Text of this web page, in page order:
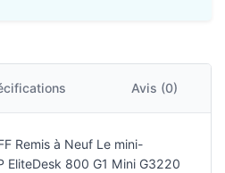
Avis (0)
Remis à Neuf Le mini-
EliteDesk 800 G1 Mini G3220